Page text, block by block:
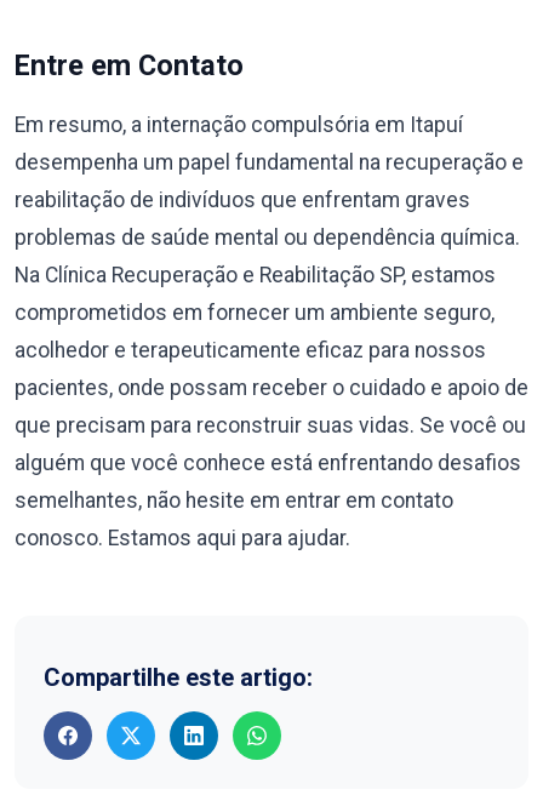
Entre em Contato
Em resumo, a internação compulsória em Itapuí
desempenha um papel fundamental na recuperação e
reabilitação de indivíduos que enfrentam graves
problemas de saúde mental ou dependência química.
Na Clínica Recuperação e Reabilitação SP, estamos
comprometidos em fornecer um ambiente seguro,
acolhedor e terapeuticamente eficaz para nossos
pacientes, onde possam receber o cuidado e apoio de
que precisam para reconstruir suas vidas. Se você ou
alguém que você conhece está enfrentando desafios
semelhantes, não hesite em entrar em contato
conosco. Estamos aqui para ajudar.
Compartilhe este artigo: